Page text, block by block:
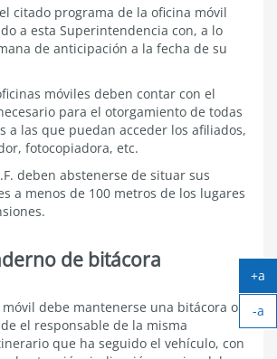
citado programa de la oficina móvil
a esta Superintendencia con, a lo
de anticipación a la fecha de su
móviles deben contar con el
para el otorgamiento de todas
a las que puedan acceder los afiliados,
fotocopiadora, etc.
deben abstenerse de situar sus
a menos de 100 metros de los lugares
de bitácora
móvil debe mantenerse una bitácora o
el responsable de la misma
que ha seguido el vehículo, con
+a
-a